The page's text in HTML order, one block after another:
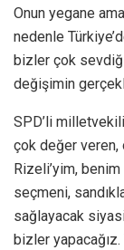
Onun yegane
nedenle
bizler çok
değişimin
SPD’li
çok değer veren,
Rizeli’yim,
seçmeni,
sağlayacak
bizler yapacağız.